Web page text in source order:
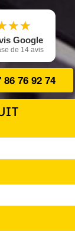
★
★★
★
Google
de 14 avis
86 76 92 74